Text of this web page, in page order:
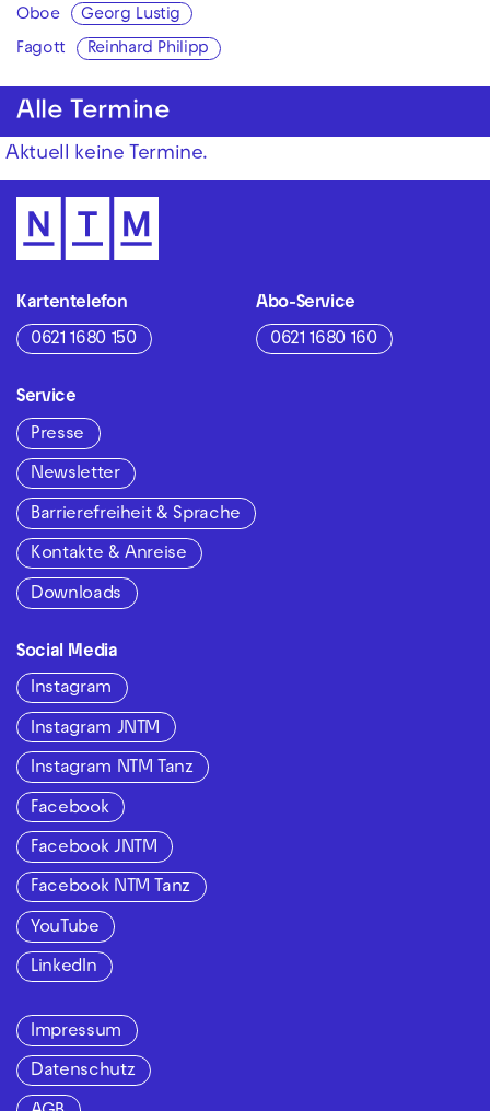
Oboe Georg Lustig
Fagott Reinhard Philipp
Alle Termine
Aktuell keine Termine.
Kartentelefon
0621 1680 150
Abo-Service
0621 1680 160
Service
Presse
Newsletter
Barrierefreiheit & Sprache
Kontakte & Anreise
Downloads
Social Media
Instagram
Instagram JNTM
Instagram NTM Tanz
Facebook
Facebook JNTM
Facebook NTM Tanz
YouTube
LinkedIn
Impressum
Datenschutz